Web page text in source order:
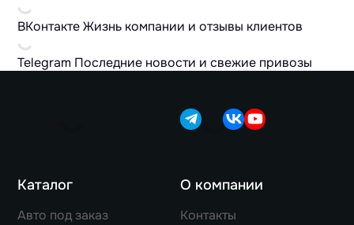
ВКонтактеЖизнь компании и отзывы клиентов
Telegram Последние новости и свежие привозы
Каталог
Авто под заказ
О компании
Контакты